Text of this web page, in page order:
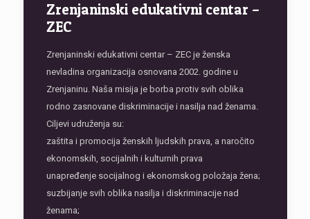
Zrenjaninski edukativni centar –
ZEC
Zrenjaninski edukativni centar – ZEC je ženska
nevladina organizacija osnovana 2002. godine u
Zrenjaninu. Naša misija je borba protiv svih oblika
rodno zasnovane diskriminacije i nasilja nad ženama.
Ciljevi udruženja su:
zaštita i promocija ženskih ljudskih prava, a naročito
ekonomskih, socijalnih i kulturnih prava
unapređenje socijalnog i ekonomskog položaja žena;
suzbijanje svih oblika nasilja i diskriminacije nad
ženama;